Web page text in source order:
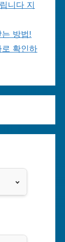
니다 지
방법!
확인하